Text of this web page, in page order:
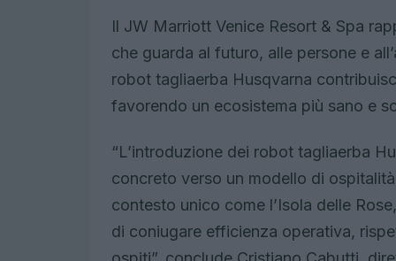
Il JW Marriott Venice Resort & Spa
che guarda al futuro, alle persone e
robot tagliaerba Husqvarna
favorendo un ecosistema più sano e
“L’introduzione dei robot tagliaerba
concreto verso un modello di
contesto unico come l’Isola delle
di coniugare efficienza operativa,